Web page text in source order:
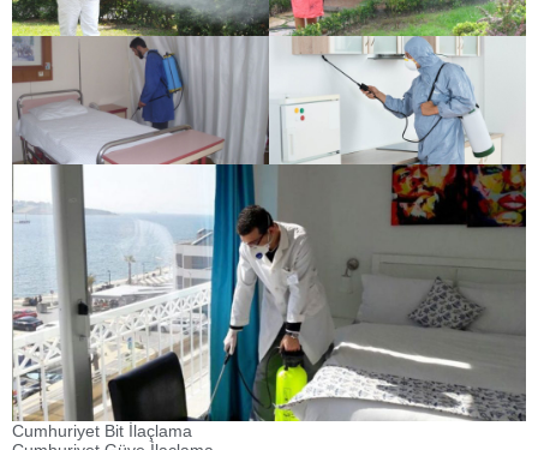
Cumhuriyet Bit İlaçlama